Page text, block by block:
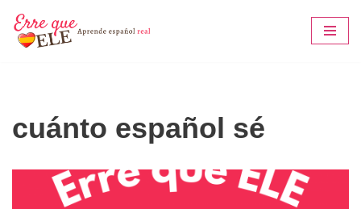
Saltar
cuánto español sé